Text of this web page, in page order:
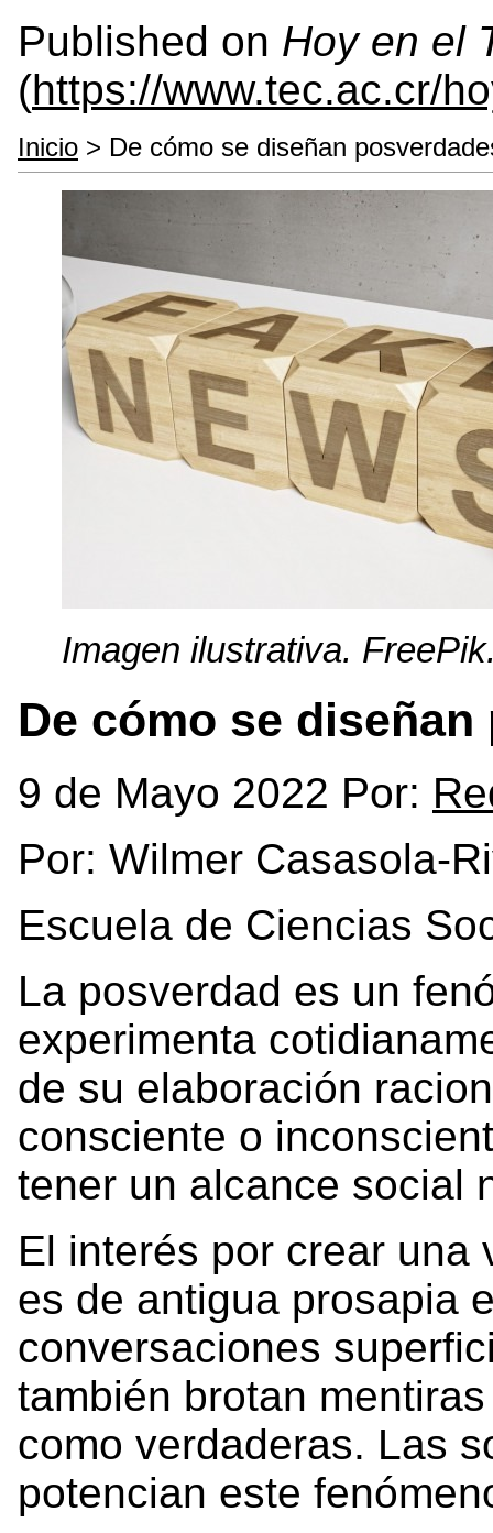
Published on Hoy en el
(https://www.tec.ac.cr/
Inicio > De cómo se diseñan
Imagen ilustrativa.
De cómo se
9 de Mayo 2022 Por:
Por: Wilmer Casasola-
Escuela de Ciencias
La posverdad es un
experimenta
de su elaboración
consciente o
tener un alcance social
El interés por crear una
es de antigua prosapia
conversaciones
también brotan
como verdaderas. Las
potencian este